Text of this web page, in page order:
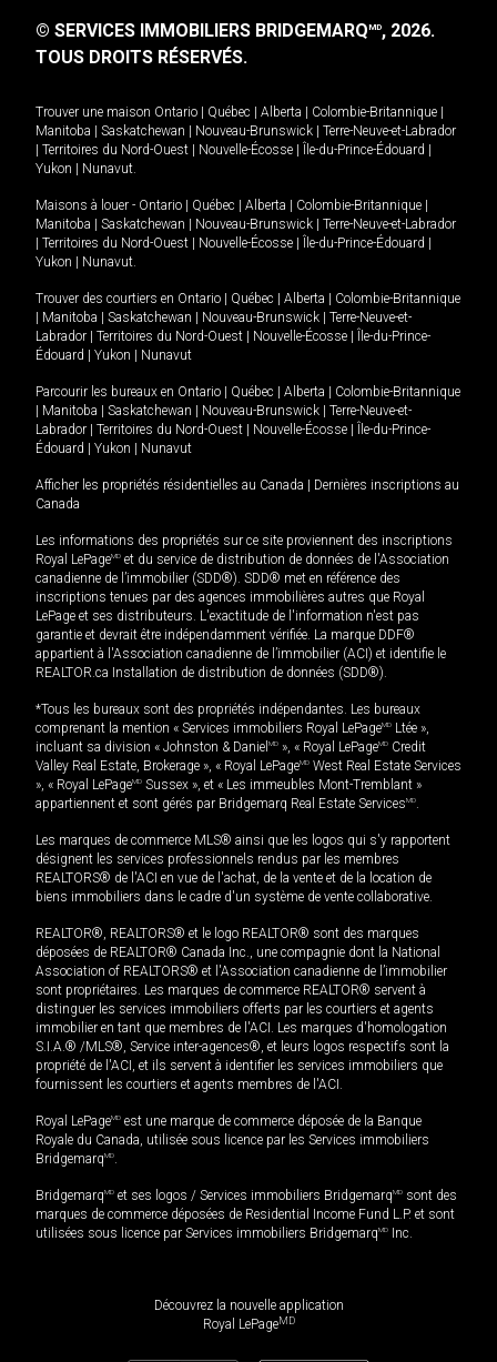
© SERVICES IMMOBILIERS BRIDGEMARQMD, 2026.
TOUS DROITS RÉSERVÉS.
Trouver une maison Ontario Québec Alberta Colombie-Britannique
Manitoba
Saskatchewan Nouveau-Brunswick
Terre-Neuve-et-Labrador
Territoires du Nord-Ouest Nouvelle-Écosse Île-du-Prince-Édouard
Yukon
Nunavut.
Maisons à louer - Ontario Québec Alberta Colombie-Britannique
Manitoba
Saskatchewan Nouveau-Brunswick
Terre-Neuve-et-Labrador
Territoires du Nord-Ouest Nouvelle-Écosse Île-du-Prince-Édouard
Yukon
Nunavut.
Trouver des courtiers en Ontario Québec Alberta
Colombie-Britannique
Manitoba Saskatchewan Nouveau-Brunswick
Terre-Neuve-et-
Labrador
Territoires du Nord-Ouest Nouvelle-Écosse
Île-du-Prince-
Édouard
Yukon Nunavut
Parcourir les bureaux en Ontario Québec Alberta
Colombie-Britannique
Manitoba Saskatchewan Nouveau-Brunswick
Terre-Neuve-et-
Labrador
Territoires du Nord-Ouest Nouvelle-Écosse
Île-du-Prince-
Édouard
Yukon Nunavut
Afficher les propriétés résidentielles au Canada
Dernières inscriptions au
Canada
Les informations des propriétés sur ce site proviennent des inscriptions
Royal LePageMD et du service de distribution de données de l'Association
canadienne de l’immobilier (SDD®). SDD® met en référence des
inscriptions tenues par des agences immobilières autres que Royal
LePage et ses distributeurs. L'exactitude de l'information n'est pas
garantie et devrait être indépendamment vérifiée. La marque DDF®
appartient à l'Association canadienne de l’immobilier (ACI) et identifie le
REALTOR.ca Installation de distribution de données (SDD®).
*Tous les bureaux sont des propriétés indépendantes. Les bureaux
comprenant la mention « Services immobiliers Royal LePageMD Ltée »,
incluant sa division « Johnston & Daniel MD », « Royal LePageMD Credit
Valley Real Estate, Brokerage », « Royal LePageMD West Real Estate Services
», « Royal LePageMD Sussex », et « Les immeubles Mont-Tremblant »
appartiennent et sont gérés par Bridgemarq Real Estate ServicesMD.
Les marques de commerce MLS® ainsi que les logos qui s'y rapportent
désignent les services professionnels rendus par les membres
REALTORS® de l'ACI en vue de l'achat, de la vente et de la location de
biens immobiliers dans le cadre d'un système de vente collaborative.
REALTOR®, REALTORS® et le logo REALTOR® sont des marques
déposées de REALTOR® Canada Inc., une compagnie dont la National
Association of REALTORS® et l'Association canadienne de l’immobilier
sont propriétaires. Les marques de commerce REALTOR® servent à
distinguer les services immobiliers offerts par les courtiers et agents
immobilier en tant que membres de l'ACI. Les marques d'homologation
S.I.A.® /MLS®, Service inter-agences®, et leurs logos respectifs sont la
propriété de l'ACI, et ils servent à identifier les services immobiliers que
fournissent les courtiers et agents membres de l'ACI.
Royal LePageMD est une marque de commerce déposée de la Banque
Royale du Canada, utilisée sous licence par les Services immobiliers
BridgemarqMD.
BridgemarqMD et ses logos / Services immobiliers BridgemarqMD sont des
marques de commerce déposées de Residential Income Fund L.P. et sont
utilisées sous licence par Services immobiliers BridgemarqMD Inc.
Découvrez la nouvelle application
Royal LePageMD